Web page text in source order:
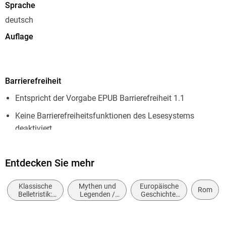
Sprache
deutsch
Auflage
304
Dateigröße
4,96 MB
Reihe
Werke, Briefe, Tagebücher
Thomas Mann
Barrierefreiheit
Entspricht der Vorgabe EPUB Barrierefreiheit 1.1
Keine Barrierefreiheitsfunktionen des Lesesystems
deaktiviert
Logische Lesereihenfolge eingehalten
Hoher Farbkontrast für bessere Lesbarkeit
ARIA-Rollen vorhanden
Entdecken Sie mehr
Klassische
Belletristik:
allgemein und
Mythen und
Legenden /
Mythologische
Europäische
Geschichte:
Mittelalter
Rom